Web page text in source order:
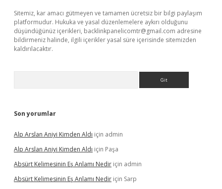
Sitemiz, kar amacı gütmeyen ve tamamen ücretsiz bir bilgi paylaşım
platformudur. Hukuka ve yasal düzenlemelere aykırı olduğunu
düşündüğünüz içerikleri, backlinkpanelicomtr@gmail.com adresine
bildirmeniz halinde, ilgili içerikler yasal süre içerisinde sitemizden
kaldırılacaktır.
Son yorumlar
Alp Arslan Aniyi Kimden Aldı için admin
Alp Arslan Aniyi Kimden Aldı için Paşa
Absürt Kelimesinin Eş Anlamı Nedir için admin
Absürt Kelimesinin Eş Anlamı Nedir için Sarp